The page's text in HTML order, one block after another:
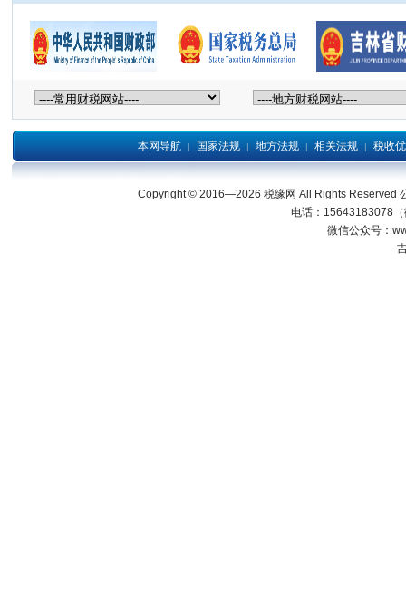
本网导航 | 国家法规 | 地方法规 | 相关法规 | 税收
Copyright © 2016—2026 税缘网 All Rights Reserved
电话：15643183078
微信公众号：